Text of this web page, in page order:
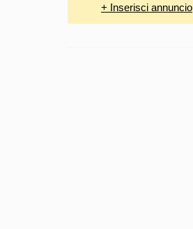
+ Inserisci annuncio